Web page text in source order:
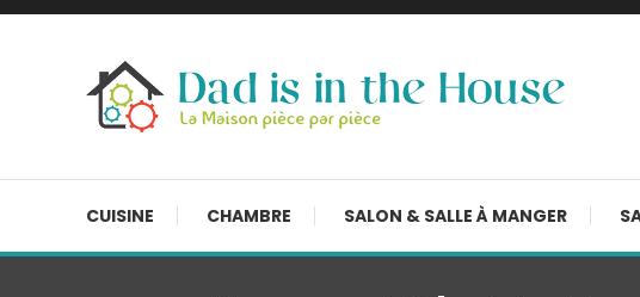
Skip
CUISINE CHAMBRE SALON & SALLE À MANGER